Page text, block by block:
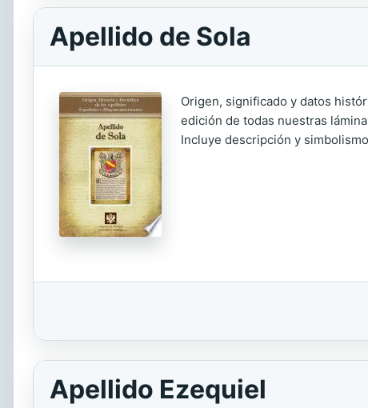
Apellido de Sola
Origen, significado y datos
edición de todas nuestras
Incluye descripción y
Apellido Ezequiel